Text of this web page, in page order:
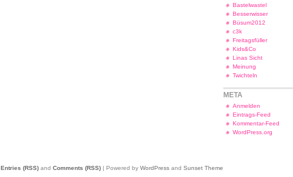
Bastelwastel
Besserwisser
Büsum2012
c3k
Freitagsfüller
Kids&Co
Linas Sicht
Meinung
Twichteln
META
Anmelden
Eintrags-Feed
Kommentar-Feed
WordPress.org
Entries (RSS) and Comments (RSS) | Powered by WordPress and Sunset Theme